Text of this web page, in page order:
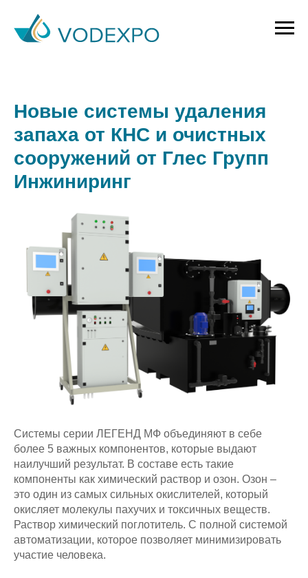
Новые системы удаления
запаха от КНС и очистных
сооружений от Глес Групп
Инжиниринг
Системы серии ЛЕГЕНД МФ объединяют в себе
более 5 важных компонентов, которые выдают
наилучший результат. В составе есть такие
компоненты как химический раствор и озон. Озон –
это один из самых сильных окислителей, который
окисляет молекулы пахучих и токсичных веществ.
Раствор химический поглотитель. С полной системой
автоматизации, которое позволяет минимизировать
участие человека.